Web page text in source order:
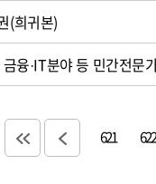
(희귀본)
융·IT분야 등 민간전문
621 622